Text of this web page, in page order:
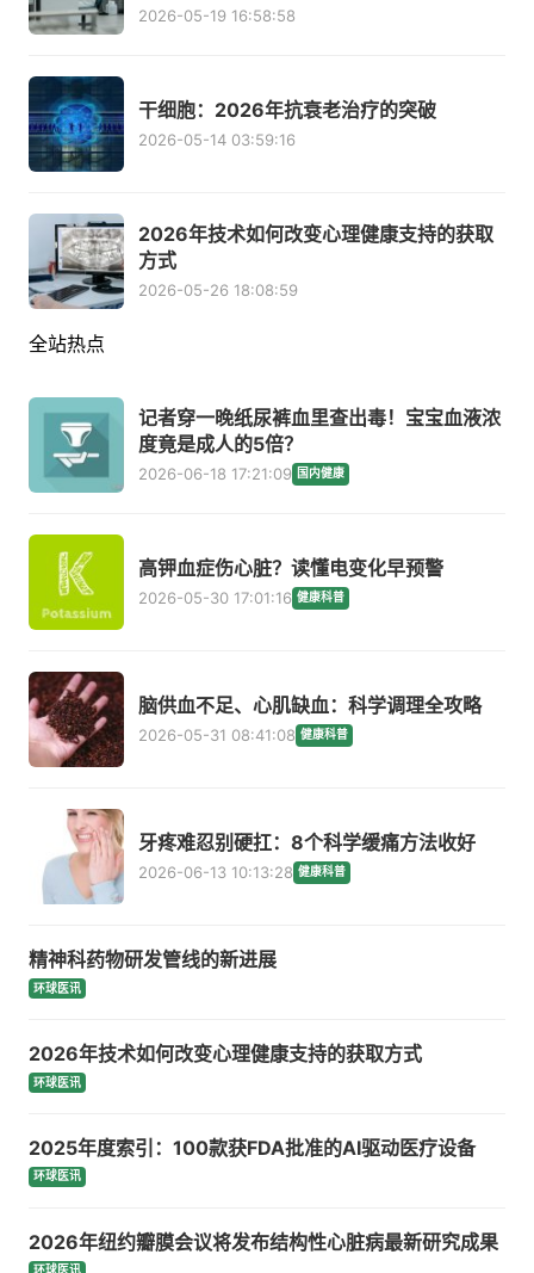
2026-05-19 16:58:58
干细胞：2026年抗衰老治疗的突破
2026-05-14 03:59:16
2026年技术如何改变心理健康支持的获取
方式
2026-05-26 18:08:59
全站热点
记者穿一晚纸尿裤血里查出毒！宝宝血液浓
度竟是成人的5倍？
2026-06-18 17:21:09 国内健康
高钾血症伤心脏？读懂电变化早预警
2026-05-30 17:01:16 健康科普
脑供血不足、心肌缺血：科学调理全攻略
2026-05-31 08:41:08 健康科普
牙疼难忍别硬扛：8个科学缓痛方法收好
2026-06-13 10:13:28 健康科普
精神科药物研发管线的新进展
环球医讯
2026年技术如何改变心理健康支持的获取方式
环球医讯
2025年度索引：100款获FDA批准的AI驱动医疗设备
环球医讯
2026年纽约瓣膜会议将发布结构性心脏病最新研究成果
环球医讯